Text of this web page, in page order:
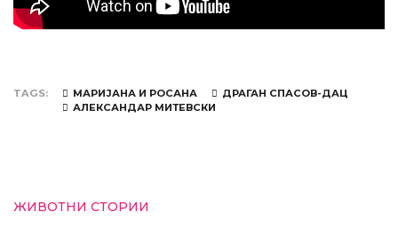
TAGS МАРИЈАНА И РОСАНА
ДРАГАН СПАСОВ-ДАЦ
АЛЕКСАНДАР МИТЕВСКИ
ЖИВОТНИ СТОРИИ